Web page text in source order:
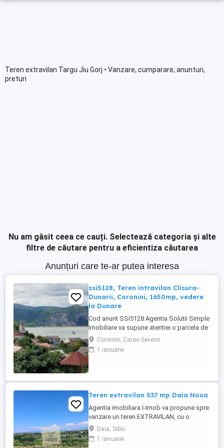
Teren extravilan Targu Jiu Gorj • Vanzare, cumparare, anunturi,
preturi
Nu am găsit ceea ce cauți. Selectează categoria și alte
filtre de căutare pentru a eficientiza căutarea
Anunțuri care te-ar putea interesa
ssi5128, Teren intravilan Clisura-
Dunarii, Coronini, 1650mp, vedere
la Dunare
Cod anunt SSI5128 Agentia Solutii Simple
Imobiliare va supune atentiei o parcela de
1650mp teren extravilan In Comuna
Coronini-Clisura Dunarii, la o distanta
considerabila de acesta dar cu o priveliste
recreere personala ...
Coronini, Caras-Severin
1 ianuarie
Teren extravilan 537 mp Daia Noua
Agentia imobiliara I-Imob va propune spre
vanzare un teren EXTRAVILAN, cu o
suprafata de 537 mp si deschidere de
aproximativ 18 ml, situat in Daia Noua.
Utilitatile se afla in zona, la aproximativ
Daia, Sibiu
1 ianuarie